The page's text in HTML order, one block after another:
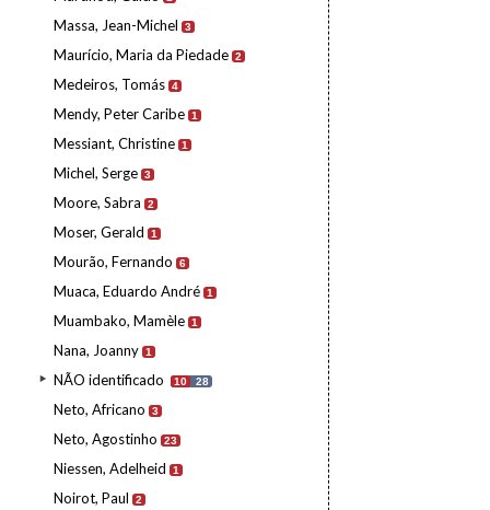
Massa, Jean-Michel 3
Maurício, Maria da Piedade 2
Medeiros, Tomás 4
Mendy, Peter Caribe 1
Messiant, Christine 1
Michel, Serge 3
Moore, Sabra 2
Moser, Gerald 1
Mourão, Fernando 6
Muaca, Eduardo André 1
Muambako, Mamèle 1
Nana, Joanny 1
NÃO identificado 10 28
Neto, Africano 3
Neto, Agostinho 23
Niessen, Adelheid 1
Noirot, Paul 2